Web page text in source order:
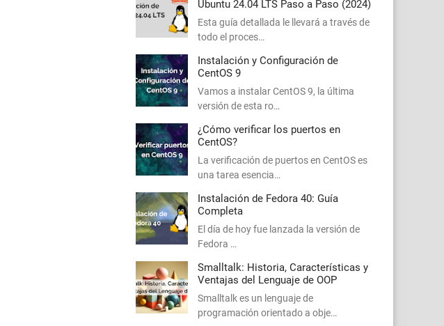
Ubuntu 24.04 LTS Paso a Paso (2024)
Esta guía detallada le llevará a través de
todo el proces…
Instalación y Configuración de
CentOS 9
Vamos a instalar CentOS 9, la última
versión de esta ro…
¿Cómo verificar los puertos en
CentOS?
La verificación de puertos en CentOS es
una tarea esencia…
Instalación de Fedora 40: Guía
Completa
El día de hoy fue lanzada la versión de
Fedora …
Smalltalk: Historia, Características y
Ventajas del Lenguaje de OOP
Smalltalk es un lenguaje de
programación orientado a obje…